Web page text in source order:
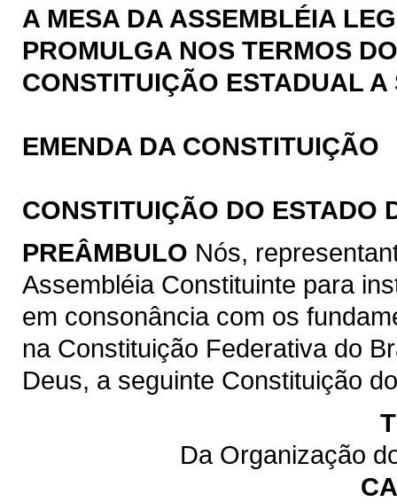
A MESA DA ASSEMBLÉIA
PROMULGA NOS TERMOS
CONSTITUIÇÃO ESTADUAL A
EMENDA DA CONSTITUIÇÃO
CONSTITUIÇÃO DO ESTADO
PREÂMBULO Nós,
Assembléia Constituinte para
em consonância com os
na Constituição Federativa do
Deus, a seguinte Constituição
Da Organização